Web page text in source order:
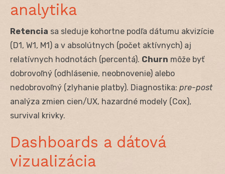
analytika
Retencia sa sleduje kohortne podľa dátumu akvizície
(D1, W1, M1) a v absolútnych (počet aktívnych) aj
relatívnych hodnotách (percentá). Churn môže byť
dobrovoľný (odhlásenie, neobnovenie) alebo
nedobrovoľný (zlyhanie platby). Diagnostika: pre-post
analýza zmien cien/UX, hazardné modely (Cox),
survival krivky.
Dashboards a dátová
vizualizácia